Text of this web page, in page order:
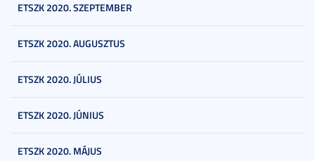
ETSZK 2020. SZEPTEMBER
ETSZK 2020. AUGUSZTUS
ETSZK 2020. JÚLIUS
ETSZK 2020. JÚNIUS
ETSZK 2020. MÁJUS